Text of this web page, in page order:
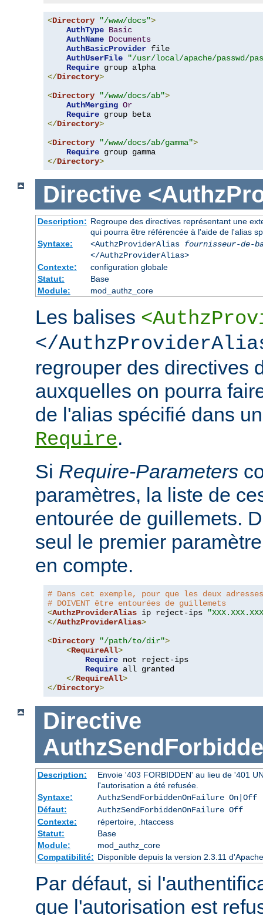
<Directory "/www/docs">
AuthType Basic
AuthName Documents
AuthBasicProvider file
AuthUserFile
"/usr/local/apache/passwd/
Require
</Directory>
<Directory "/www/docs/ab">
AuthMerging Or
Require
</Directory>
<Directory "/www/docs/ab/gamma">
Require
</Directory>
Directive
Description: Regroupe des directives représentant une
qui pourra être référencée à l'aide de l'alias
Syntaxe:
<AuthzProviderAlias fournisseur-de-
</AuthzProviderAlias>
Contexte:
configuration globale
Statut:
Base
Module:
mod_authz_core
Les balises
</
regrouper des directives
auxquelles on pourra
de l'alias spécifié dans
Require.
Si Require-Parameters
paramètres, la liste de
entourée de guillemets.
seul le premier
en compte.
# Dans cet exemple, pour que les deux
# DOIVENT être entourées de guillemets
<AuthzProviderAlias ip reject-ips
</AuthzProviderAlias>
<Directory "/path/to/dir">
<RequireAll>
Require not reject-ips
Require all granted
</RequireAll>
</Directory>
Directive
Description:
Envoie '403 FORBIDDEN' au lieu de '401
l'autorisation a été refusée.
Syntaxe:
AuthzSendForbiddenOnFailure On|Off
Défaut:
AuthzSendForbiddenOnFailure Off
Contexte:
répertoire, .htaccess
Statut:
Base
Module:
mod_authz_core
Compatibilité: Disponible depuis la version 2.3.11
Par défaut, si
que l'autorisation est